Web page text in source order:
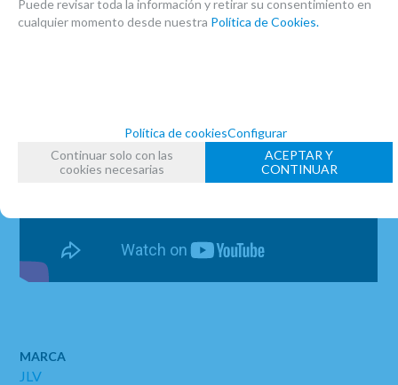
MARCA
JLV
Puede revisar toda la información y retirar su consentimiento en
cualquier momento desde nuestra Política de Cookies.
Política de cookiesConfigurar
Continuar solo con las
cookies necesarias
ACEPTAR Y
CONTINUAR